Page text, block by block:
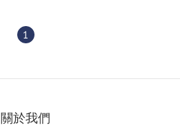
1
關於我們